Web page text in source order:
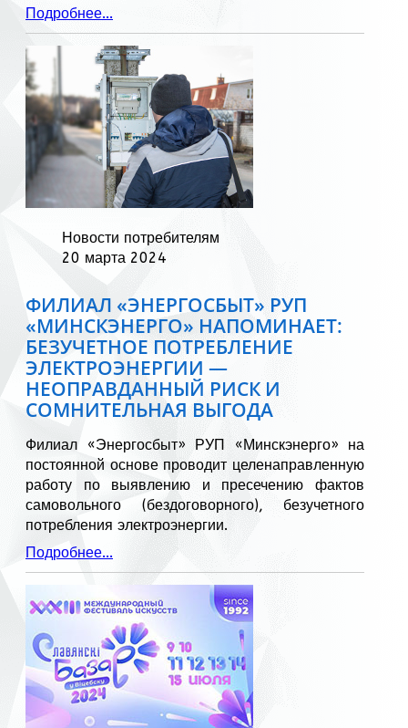
Подробнее...
Новости потребителям
20 марта 2024
ФИЛИАЛ «ЭНЕРГОСБЫТ» РУП
«МИНСКЭНЕРГО» НАПОМИНАЕТ:
БЕЗУЧЕТНОЕ ПОТРЕБЛЕНИЕ
ЭЛЕКТРОЭНЕРГИИ —
НЕОПРАВДАННЫЙ РИСК И
СОМНИТЕЛЬНАЯ ВЫГОДА
Филиал «Энергосбыт» РУП «Минскэнерго» на
постоянной основе проводит целенаправленную
работу по выявлению и пресечению фактов
самовольного (бездоговорного), безучетного
потребления электроэнергии.
Подробнее...